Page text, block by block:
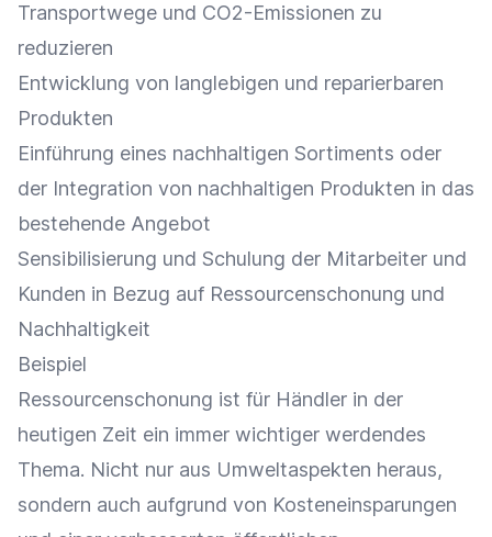
Transportwege und CO2-Emissionen zu
reduzieren
Entwicklung von langlebigen und reparierbaren
Produkten
Einführung eines nachhaltigen Sortiments oder
der Integration von nachhaltigen Produkten in das
bestehende Angebot
Sensibilisierung und Schulung der Mitarbeiter und
Kunden in Bezug auf Ressourcenschonung und
Nachhaltigkeit
Beispiel
Ressourcenschonung ist für Händler in der
heutigen Zeit ein immer wichtiger werdendes
Thema. Nicht nur aus Umweltaspekten heraus,
sondern auch aufgrund von Kosteneinsparungen